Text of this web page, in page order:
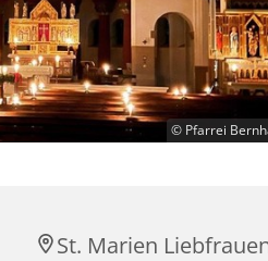
© Pfarrei
St. Marien